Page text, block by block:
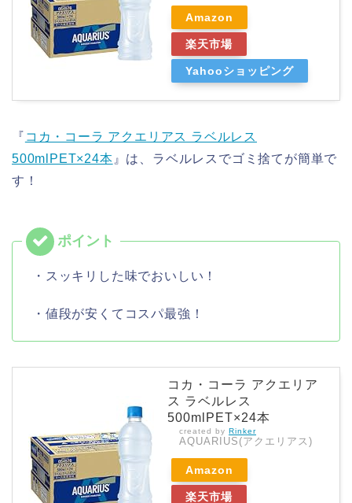
Amazon
楽天市場
Yahooショッピング
『 コカ・コーラ アクエリアス ラベルレス
500mlPET×24本 』は、ラベルレスでゴミ捨てが簡単で
す！
・スッキリした味でおいしい！
・値段が安くてコスパ最強！
コカ・コーラ アクエリア
ス ラベルレス
500mlPET×24本
created by Rinker
AQUARIUS(アクエリアス)
Amazon
楽天市場